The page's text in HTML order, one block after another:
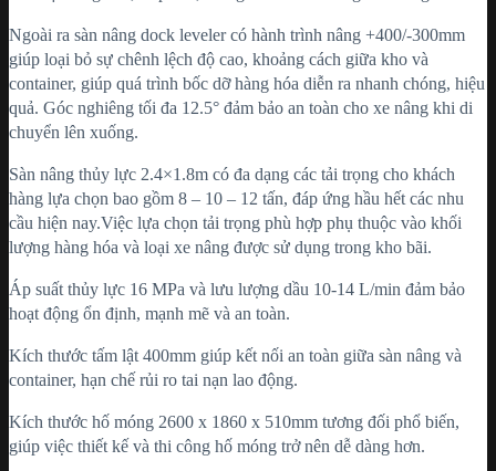
Ngoài ra sàn nâng dock leveler có hành trình nâng +400/-300mm
giúp loại bỏ sự chênh lệch độ cao, khoảng cách giữa kho và
container, giúp quá trình bốc dỡ hàng hóa diễn ra nhanh chóng, hiệu
quả. Góc nghiêng tối đa 12.5° đảm bảo an toàn cho xe nâng khi di
chuyển lên xuống.
Sàn nâng thủy lực 2.4×1.8m có đa dạng các tải trọng cho khách
hàng lựa chọn bao gồm 8 – 10 – 12 tấn, đáp ứng hầu hết các nhu
cầu hiện nay.Việc lựa chọn tải trọng phù hợp phụ thuộc vào khối
lượng hàng hóa và loại xe nâng được sử dụng trong kho bãi.
Áp suất thủy lực 16 MPa và lưu lượng dầu 10-14 L/min đảm bảo
hoạt động ổn định, mạnh mẽ và an toàn.
Kích thước tấm lật 400mm giúp kết nối an toàn giữa sàn nâng và
container, hạn chế rủi ro tai nạn lao động.
Kích thước hố móng 2600 x 1860 x 510mm tương đối phổ biến,
giúp việc thiết kế và thi công hố móng trở nên dễ dàng hơn.